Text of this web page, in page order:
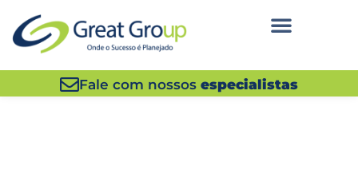
Fale com nossos especialistas